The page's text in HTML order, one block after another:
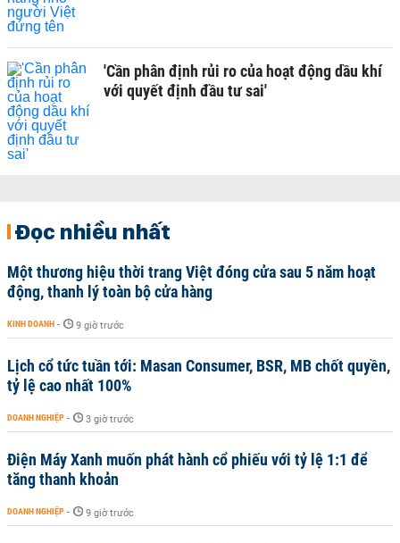
'Cần phân định rủi ro của hoạt động dầu khí
với quyết định đầu tư sai'
Đọc nhiều nhất
Một thương hiệu thời trang Việt đóng cửa sau 5 năm hoạt
động, thanh lý toàn bộ cửa hàng
KINH DOANH - 9 giờ trước
Lịch cổ tức tuần tới: Masan Consumer, BSR, MB chốt quyền,
tỷ lệ cao nhất 100%
DOANH NGHIỆP - 3 giờ trước
Điện Máy Xanh muốn phát hành cổ phiếu với tỷ lệ 1:1 để
tăng thanh khoản
DOANH NGHIỆP - 9 giờ trước